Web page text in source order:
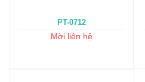
PT-0712
Mời liên hệ